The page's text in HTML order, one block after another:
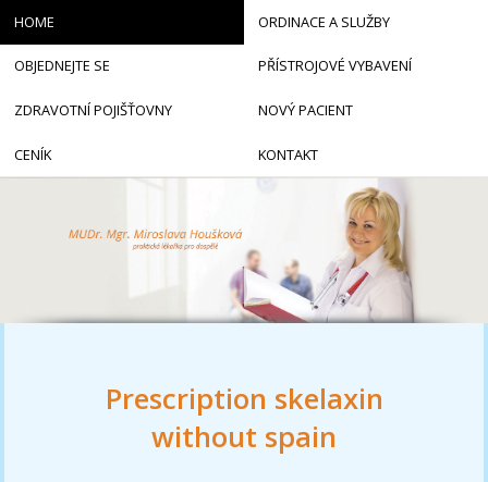
Prescription skelaxin
without spain
HOME ORDINACE A SLUŽBY
OBJEDNEJTE SE PŘÍSTROJOVÉ VYBAVENÍ
ZDRAVOTNÍ POJIŠŤOVNY NOVÝ PACIENT
CENÍK KONTAKT